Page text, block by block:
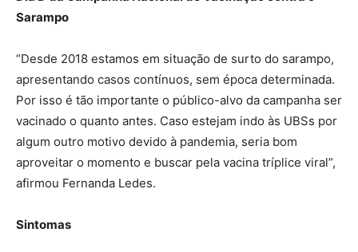
Sarampo
“Desde 2018 estamos em situação de surto do sarampo,
apresentando casos contínuos, sem época determinada.
Por isso é tão importante o público-alvo da campanha ser
vacinado o quanto antes. Caso estejam indo às UBSs por
algum outro motivo devido à pandemia, seria bom
aproveitar o momento e buscar pela vacina tríplice viral”,
afirmou Fernanda Ledes.
Sintomas